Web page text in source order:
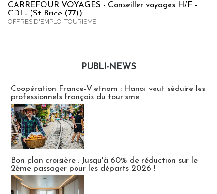
CARREFOUR VOYAGES - Conseiller voyages H/F -
CDI - (St Brice (77))
OFFRES D'EMPLOI TOURISME
PUBLI-NEWS
Coopération France-Vietnam : Hanoï veut séduire les
professionnels français du tourisme
Bon plan croisière : Jusqu'à 60% de réduction sur le
2ème passager pour les départs 2026 !